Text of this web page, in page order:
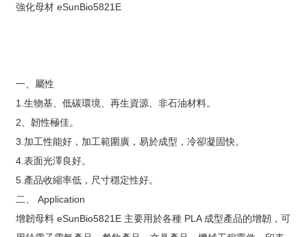
強化母材 eSunBio5821E
一、屬性
1.生物基、低碳環境、再生資源、非石油材料。
2、韌性極佳。
3.加工性能好，加工範圍廣，易於成型，冷卻凝固快。
4.表面光澤良好。
5.產品收縮率低，尺寸穩定性好。
二、 Application
增韌母料 eSunBio5821E 主要用於各種 PLA 成型產品的增韌，可